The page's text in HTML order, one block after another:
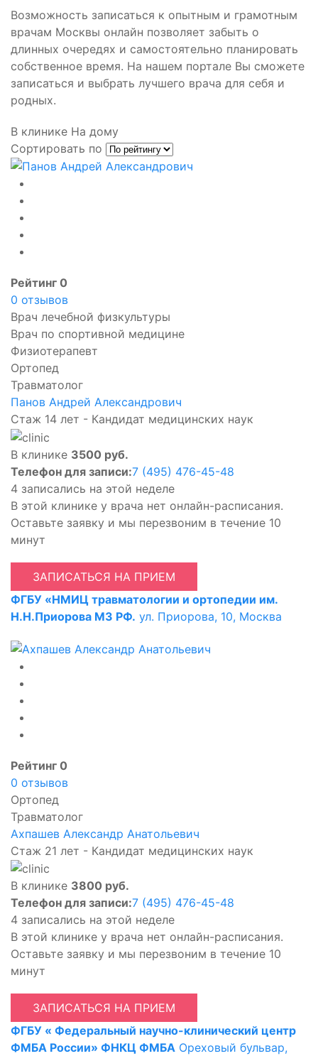
Возможность записаться к опытным и грамотным
врачам Москвы онлайн позволяет забыть о
длинных очередях и самостоятельно планировать
собственное время. На нашем портале Вы сможете
записаться и выбрать лучшего врача для себя и
родных.
В клинике На дому
Сортировать по
Рейтинг 0
0 отзывов
Врач лечебной физкультуры
Врач по спортивной медицине
Физиотерапевт
Ортопед
Травматолог
Панов Андрей Александрович
Стаж 14 лет - Кандидат медицинских наук
В клинике 3500 руб.
Телефон для записи:7 (495) 476-45-48
4 записались на этой неделе
В этой клинике у врача нет онлайн-расписания.
Оставьте заявку и мы перезвоним в течение 10
минут
ЗАПИСАТЬСЯ НА ПРИЕМ
ФГБУ «НМИЦ травматологии и ортопедии им.
Н.Н.Приорова МЗ РФ. ул. Приорова, 10, Москва
Рейтинг 0
0 отзывов
Ортопед
Травматолог
Ахпашев Александр Анатольевич
Стаж 21 лет - Кандидат медицинских наук
В клинике 3800 руб.
Телефон для записи:7 (495) 476-45-48
4 записались на этой неделе
В этой клинике у врача нет онлайн-расписания.
Оставьте заявку и мы перезвоним в течение 10
минут
ЗАПИСАТЬСЯ НА ПРИЕМ
ФГБУ « Федеральный научно-клинический центр
ФМБА России» ФНКЦ ФМБА Ореховый бульвар,